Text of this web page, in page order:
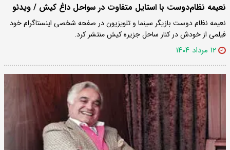
نعیمه نظام‌دوست با استایل متفاوت در سواحل داغ کیش / ویدئو
نعیمه نظام دوست بازیگر سینما و تلویزیون در صفحه شخصی اینستاگرام خود
فیلمی از خودش در کنار ساحل جزیره کیش منتشر کرد.
۱۲ مرداد ۱۴۰۴